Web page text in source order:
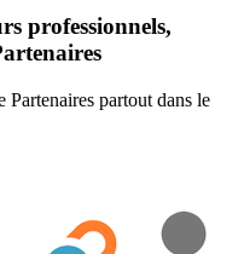
professionnels,
Partenaires partout dans le